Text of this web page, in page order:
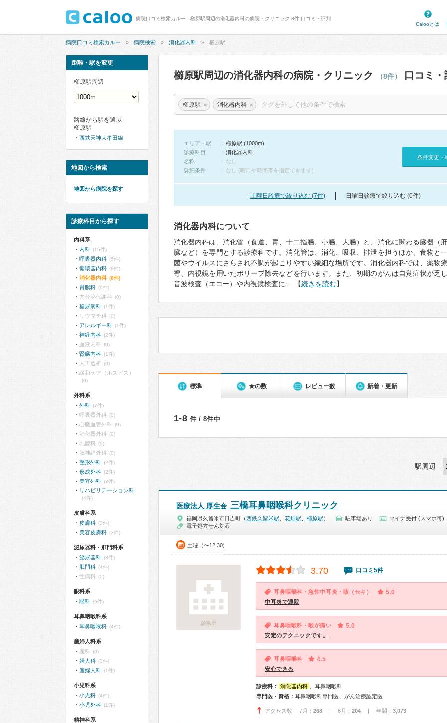
病院口コミ検索カルー - 櫛原駅周辺の消化器内科の病院・クリニック 8件 口コミ・評判
Calooとは
病院口コミ検索カルー 病院検索 消化器内科 櫛原駅
櫛原駅周辺の消化器内科の病院・クリニック （8件） 口コミ・
櫛原駅 × 消化器内科 ×
エリア・駅
櫛原駅 (1000m)
診療科目
消化器内科
名称
なし
詳細条件
なし (曜日や時間帯を指定できます)
条件変更・
土曜日診療で絞り込む (7件) 日曜日診療で絞り込む (0件)
消化器内科について
消化器内科は、消化管（食道、胃、十二指腸、小腸、大腸）と、消化に関わる臓器（
臓など）を専門とする診療科です。消化管は、消化、吸収、排泄を担うほか、食物と
菌やウイルスにさらされ不調が起こりやすい繊細な場所です。消化器内科では、薬物
導、内視鏡を用いたポリープ除去などを行います。また、初期のがんは自覚症状が乏
音波検査（エコー）や内視鏡検査に… 【続きを読む】
標準 ★の数 レビュー数 新着・更新
1-8 件 / 8件中
駅周辺
医療法人 厚生会 三橋耳鼻咽喉科クリニック
福岡県久留米市日吉町（西鉄久留米駅 花畑駅 櫛原駅 ） 駐車場あり
マイナ受付 (スマホ可)
電子処方せん対応
土曜（〜12:30）
診療所
3.70 口コミ5件
耳鼻咽喉科・急性中耳炎・咳（セキ） 5.0
中耳炎で通院
耳鼻咽喉科・喉が痛い 5.0
安定のテクニックです。
耳鼻咽喉科 4.5
安心できる
診療科： 消化器内科
、耳鼻咽喉科
専門医・資格： 耳鼻咽喉科専門医、がん治療認定医
アクセス数 7月： 268 | 6月： 204 | 年間： 3,073
距離・駅を変更
櫛原駅周辺
路線から駅を選ぶ
櫛原駅
西鉄天神大牟田線
地図から検索
地図から病院を探す
診療科目から探す
内科系
内科 (15件)
呼吸器内科 (5件)
循環器内科 (8件)
消化器内科 (8件)
胃腸科 (9件)
内分泌代謝科 (0)
糖尿病科 (1件)
リウマチ科 (0)
アレルギー科 (1件)
神経内科 (2件)
血液内科 (0)
腎臓内科 (1件)
人工透析 (0)
緩和ケア（ホスピス）
(0)
外科系
外科 (7件)
呼吸器外科 (0)
心臓血管外科 (0)
消化器外科 (0)
乳腺科 (0)
脳神経外科 (0)
整形外科 (2件)
形成外科 (2件)
美容外科 (3件)
リハビリテーション科
(4件)
皮膚科系
皮膚科 (3件)
美容皮膚科 (3件)
泌尿器科・肛門科系
泌尿器科 (3件)
肛門科 (4件)
性病科 (0)
眼科系
眼科 (6件)
耳鼻咽喉科系
耳鼻咽喉科 (4件)
産婦人科系
産科 (0)
婦人科 (3件)
産婦人科 (1件)
小児科系
小児科 (4件)
小児外科 (1件)
精神科系